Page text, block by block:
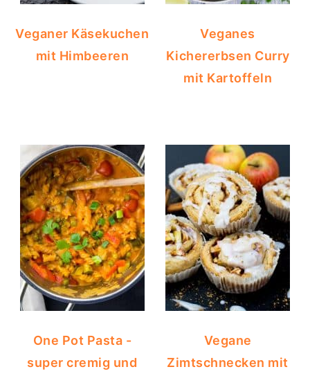
Veganer Käsekuchen
mit Himbeeren
Veganes
Kichererbsen Curry
mit Kartoffeln
One Pot Pasta -
super cremig und
Vegane
Zimtschnecken mit